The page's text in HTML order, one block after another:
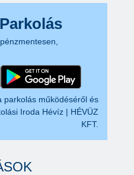
parkolás működéséről és
Iroda Hévíz | HÉVÜZ
KFT.